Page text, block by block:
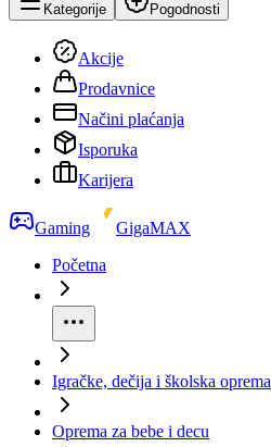
Kategorije Pogodnosti
Akcije
Prodavnice
Načini plaćanja
Isporuka
Karijera
Gaming
GigaMAX
Početna
Igračke, dečija i školska oprema
Oprema za bebe i decu